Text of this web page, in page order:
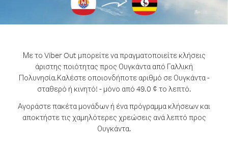
Με το Viber Out μπορείτε να πραγματοποιείτε κλήσεις
άριστης ποιότητας προς Ουγκάντα από Γαλλική
Πολυνησία.Καλέστε οποιονδήποτε αριθμό σε Ουγκάντα -
σταθερό ή κινητό! - μόνο από 49.0 ¢ το λεπτό.
Αγοράστε πακέτα μονάδων ή ένα πρόγραμμα κλήσεων και
αποκτήστε τις χαμηλότερες χρεώσεις ανά λεπτό προς
Ουγκάντα.